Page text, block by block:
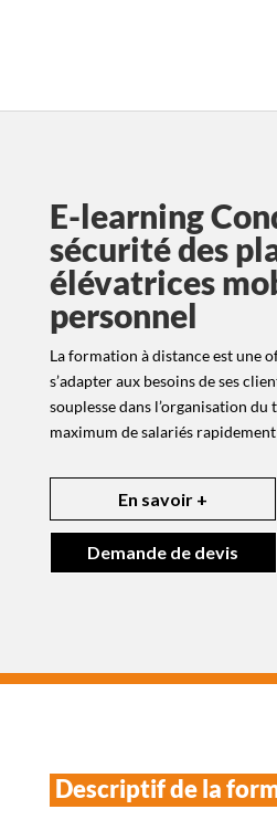
E-learning
sécurité des
élévatrices
personnel
La formation à distance est une
s’adapter aux besoins de ses
souplesse dans l’organisation
maximum de salariés
En savoir +
Demande de devis
Descriptif de la